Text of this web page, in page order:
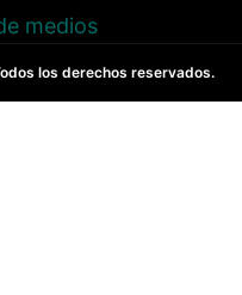
los derechos reservados.